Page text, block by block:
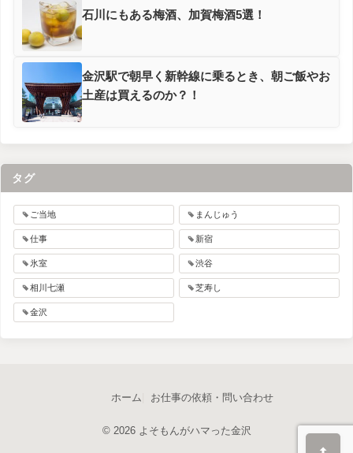
石川にもある梅酒、加賀梅酒5選！
金沢駅で朝早く新幹線に乗るとき、朝ご飯やお
土産は買えるのか？！
タグ
ご当地 まんじゅう
仕事 新宿
氷室 渋谷
相川七瀬 芝寿し
金沢
ホーム お仕事の依頼・問い合わせ
© 2026 よそもんがハマった金沢